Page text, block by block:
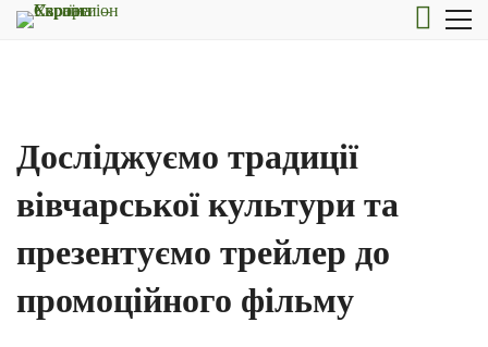
Досліджуємо традиції
вівчарської культури та
презентуємо трейлер до
промоційного фільму